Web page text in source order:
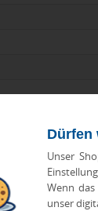
Dürfen
Unser
Wenn
unser